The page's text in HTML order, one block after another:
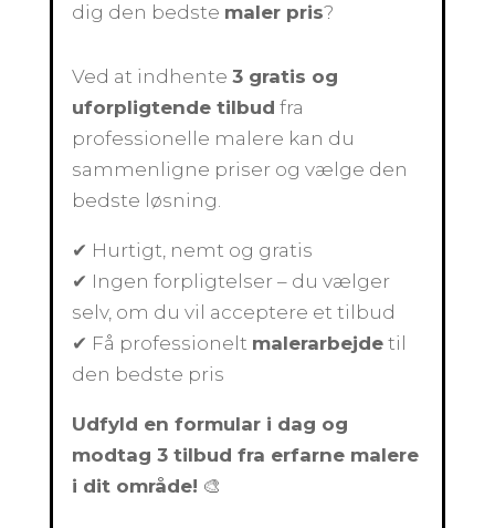
dig den bedste maler pris?
Ved at indhente3 gratis og
uforpligtende tilbud fra
professionelle malere kan du
sammenligne priser og vælge den
bedste løsning.
✔ Hurtigt, nemt og gratis
✔ Ingen forpligtelser – du vælger
selv, om du vil acceptere et tilbud
✔ Få professionelt malerarbejde til
den bedste pris
Udfyld en formular i dag og
modtag 3 tilbud fra erfarne malere
i dit område! 🎨